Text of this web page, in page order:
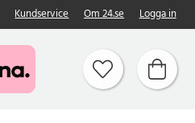
Kundservice Om 24.se Logga in